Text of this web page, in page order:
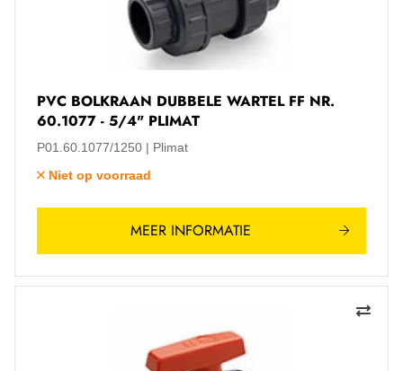
PVC BOLKRAAN DUBBELE WARTEL FF NR.
60.1077 - 5/4" PLIMAT
P01.60.1077/1250
Plimat
Niet op voorraad
MEER INFORMATIE